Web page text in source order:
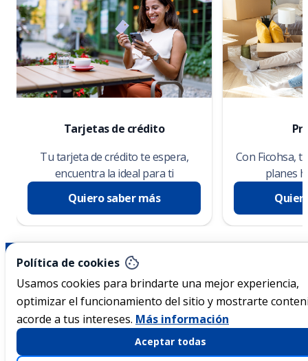
Tarjetas de crédito
Tu tarjeta de crédito te espera,
encuentra la ideal para ti
Quiero saber más
Con Ficohsa,
planes
Política de cookies
Usamos cookies para brindarte una mejor experiencia,
optimizar el funcionamiento del sitio y mostrarte
acorde a tus intereses. Más información
Aceptar todas
Acerca de Ficohsa